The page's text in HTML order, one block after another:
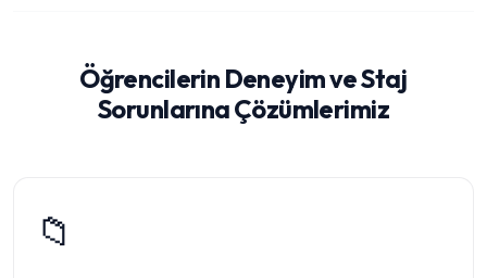
Öğrencilerin Deneyim ve Staj
Sorunlarına Çözümlerimiz
📁